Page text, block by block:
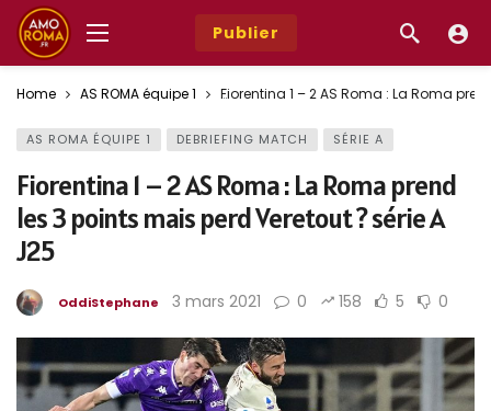
Publier
Home AS ROMA équipe 1 Fiorentina 1 – 2 AS Roma : La Roma
AS ROMA ÉQUIPE 1 DEBRIEFING MATCH SÉRIE A
Fiorentina 1 – 2 AS Roma : La Roma prend
les 3 points mais perd Veretout ? série A
J25
OddiStephane 3 mars 2021 0 158 5 0